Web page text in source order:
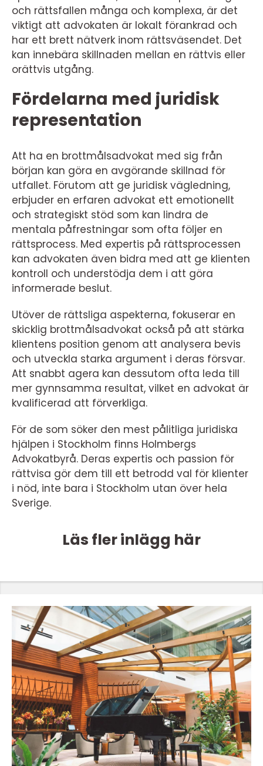
och rättsfallen många och komplexa, är det
viktigt att advokaten är lokalt förankrad och
har ett brett nätverk inom rättsväsendet. Det
kan innebära skillnaden mellan en rättvis eller
orättvis utgång.
Fördelarna med juridisk
representation
Att ha en brottmålsadvokat med sig från
början kan göra en avgörande skillnad för
utfallet. Förutom att ge juridisk vägledning,
erbjuder en erfaren advokat ett emotionellt
och strategiskt stöd som kan lindra de
mentala påfrestningar som ofta följer en
rättsprocess. Med expertis på rättsprocessen
kan advokaten även bidra med att ge klienten
kontroll och understödja dem i att göra
informerade beslut.
Utöver de rättsliga aspekterna, fokuserar en
skicklig brottmålsadvokat också på att stärka
klientens position genom att analysera bevis
och utveckla starka argument i deras försvar.
Att snabbt agera kan dessutom ofta leda till
mer gynnsamma resultat, vilket en advokat är
kvalificerad att förverkliga.
För de som söker den mest pålitliga juridiska
hjälpen i Stockholm finns Holmbergs
Advokatbyrå. Deras expertis och passion för
rättvisa gör dem till ett betrodd val för klienter
i nöd, inte bara i Stockholm utan över hela
Sverige.
Läs fler inlägg här